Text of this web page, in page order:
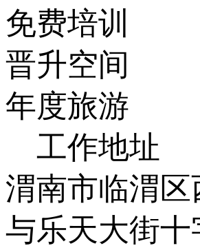
免费培训
晋升空间
年度旅游
工作地址
渭南市临渭区
与乐天大街十